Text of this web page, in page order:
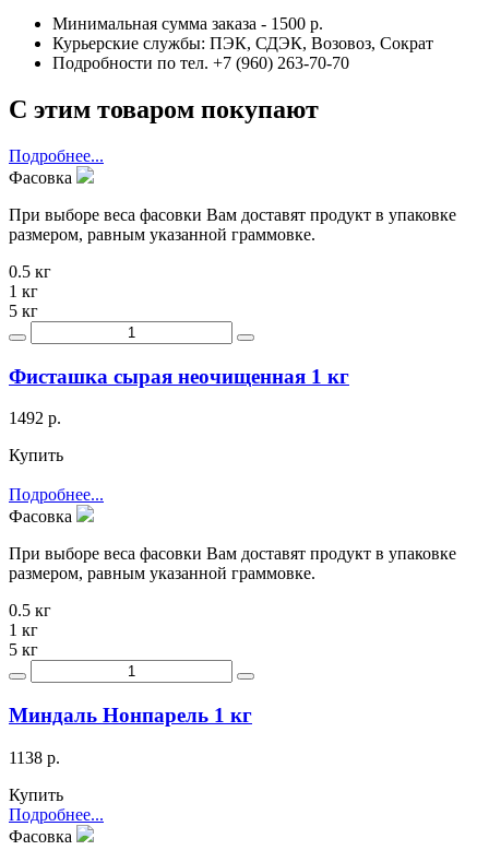
Минимальная сумма заказа - 1500 р.
Курьерские службы: ПЭК, СДЭК, Возовоз, Сократ
Подробности по тел. +7 (960) 263-70-70
С этим товаром покупают
Подробнее...
Фасовка
При выборе веса фасовки Вам доставят продукт в упаковке
размером, равным указанной граммовке.
0.5 кг
1 кг
5 кг
Фисташка сырая неочищенная 1 кг
1492 р.
Купить
Подробнее...
Фасовка
При выборе веса фасовки Вам доставят продукт в упаковке
размером, равным указанной граммовке.
0.5 кг
1 кг
5 кг
Миндаль Нонпарель 1 кг
1138 р.
Купить
Подробнее...
Фасовка